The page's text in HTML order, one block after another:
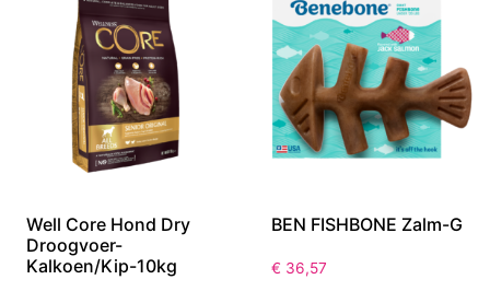
Well Core Hond Dry
Droogvoer-
Kalkoen/Kip-10kg
BEN FISHBONE Zalm-G
€ 36,57